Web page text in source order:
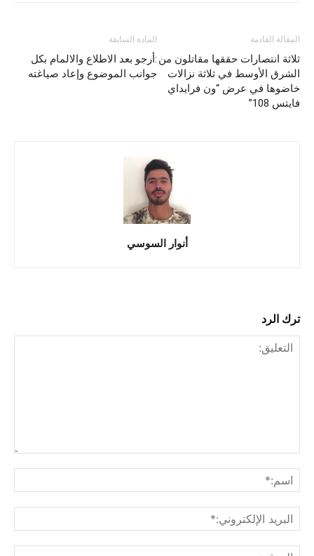
المادة السابقة
:أرجو بعد الاطلاع والالمام بكل
جوانب الموضوع وإعاد صياغته
المقالة القادمة
ثلاثة انتصارات حققها مقاتلون من
الشرق الأوسط في ثلاثة نزالات
خاضوها في عرض “ون فرايداي
فايتس 108”
أنوار السوسي
ترك الرد